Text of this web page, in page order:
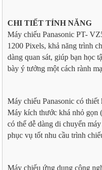
CHI TIẾT TÍNH NĂNG
Máy chiếu Panasonic PT-
1200 Pixels, khả năng trình
dàng quan sát, giúp bạn học
bày ý tưởng một cách rành
Máy chiếu Panasonic có thiết
Máy kích thước khá nhỏ gọn
có thể dễ dàng di chuyển
phục vụ tốt nhu cầu trình
Máy chiếu ứng dụng công